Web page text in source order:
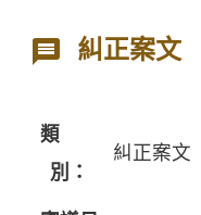
糾正案文
類
別：
糾正案文